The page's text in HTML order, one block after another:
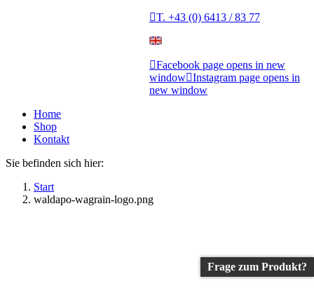
T. +43 (0) 6413 / 83 77
Facebook page opens in new
window Instagram page opens in
new window
Home
Shop
Kontakt
Sie befinden sich hier:
Start
waldapo-wagrain-logo.png
Frage zum Produkt?